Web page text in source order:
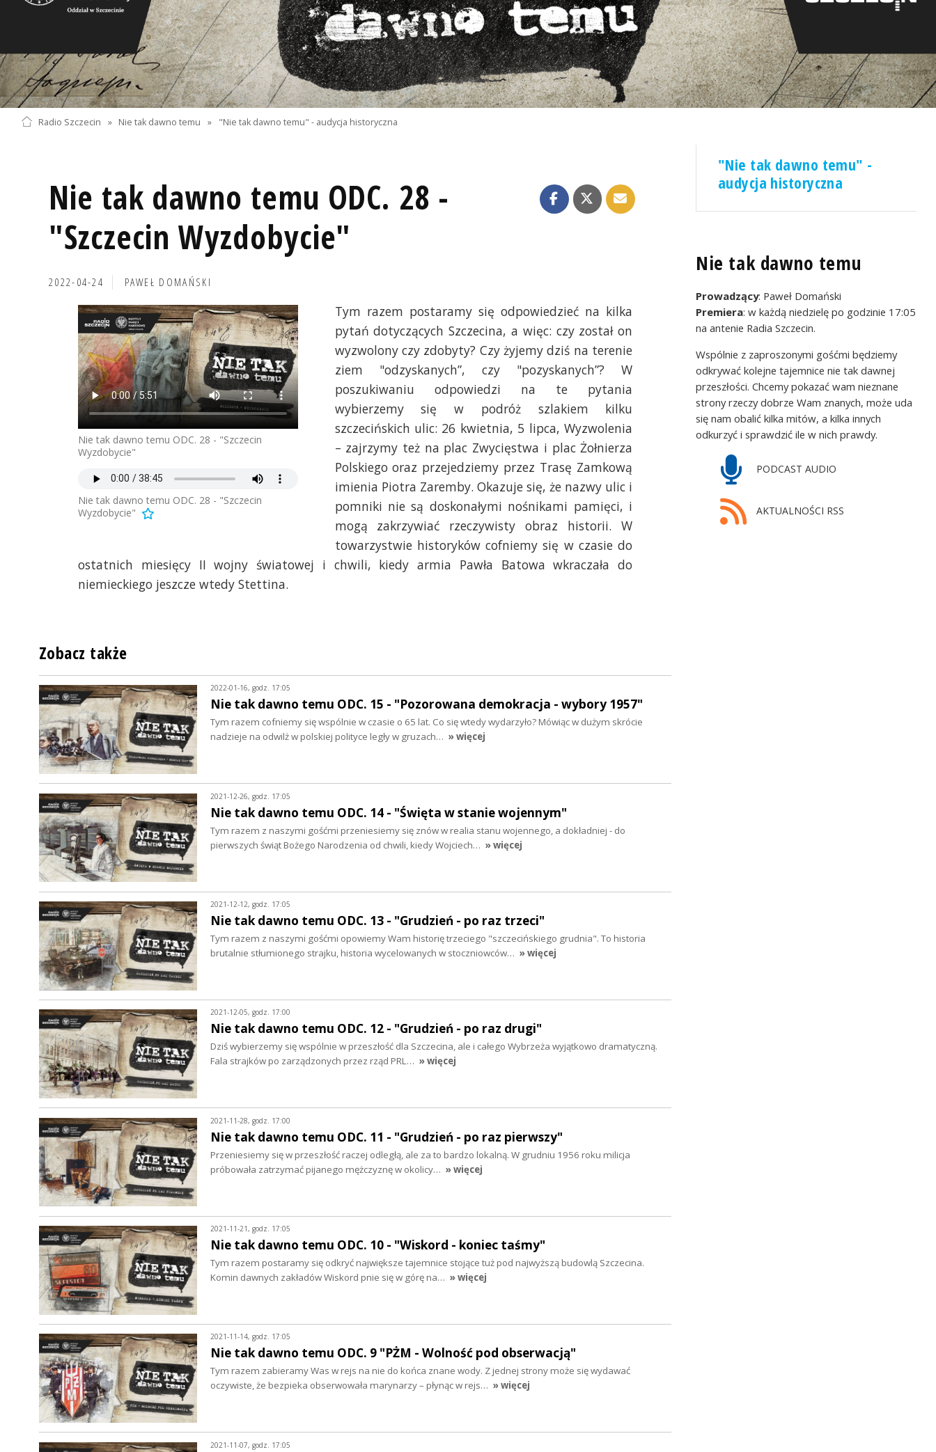
Radio Szczecin » Nie tak dawno temu » "Nie tak dawno temu" - audycja historyczna
Nie tak dawno temu ODC. 28 -
"Szczecin Wyzdobycie"
2022-04-24 PAWEŁ DOMAŃSKI
Nie tak dawno temu ODC. 28 - "Szczecin
Wyzdobycie"
Nie tak dawno temu ODC. 28 - "Szczecin
Wyzdobycie"
Tym razem postaramy się odpowiedzieć na kilka
pytań dotyczących Szczecina, a więc: czy został on
wyzwolony czy zdobyty? Czy żyjemy dziś na terenie
ziem "odzyskanych”, czy "pozyskanych”? W
poszukiwaniu odpowiedzi na te pytania
wybierzemy się w podróż szlakiem kilku
szczecińskich ulic: 26 kwietnia, 5 lipca, Wyzwolenia
– zajrzymy też na plac Zwycięstwa i plac Żołnierza
Polskiego oraz przejedziemy przez Trasę Zamkową
imienia Piotra Zaremby. Okazuje się, że nazwy ulic i
pomniki nie są doskonałymi nośnikami pamięci, i
mogą zakrzywiać rzeczywisty obraz historii. W
towarzystwie historyków cofniemy się w czasie do
ostatnich miesięcy II wojny światowej i chwili, kiedy armia Pawła Batowa wkraczała do
niemieckiego jeszcze wtedy Stettina.
"Nie tak dawno temu" -
audycja historyczna
Nie tak dawno temu
Prowadzący: Paweł Domański
Premiera: w każdą niedzielę po godzinie 17:05
na antenie Radia Szczecin.
Wspólnie z zaproszonymi gośćmi będziemy
odkrywać kolejne tajemnice nie tak dawnej
przeszłości. Chcemy pokazać wam nieznane
strony rzeczy dobrze Wam znanych, może uda
się nam obalić kilka mitów, a kilka innych
odkurzyć i sprawdzić ile w nich prawdy.
PODCAST AUDIO
AKTUALNOŚCI RSS
Zobacz także
2022-01-16, godz. 17:05
Nie tak dawno temu ODC. 15 - "Pozorowana demokracja - wybory 1957"
Tym razem cofniemy się wspólnie w czasie o 65 lat. Co się wtedy wydarzyło? Mówiąc w dużym skrócie
nadzieje na odwilż w polskiej polityce legły w gruzach… » więcej
2021-12-26, godz. 17:05
Nie tak dawno temu ODC. 14 - "Święta w stanie wojennym"
Tym razem z naszymi gośćmi przeniesiemy się znów w realia stanu wojennego, a dokładniej - do
pierwszych świąt Bożego Narodzenia od chwili, kiedy Wojciech… » więcej
2021-12-12, godz. 17:05
Nie tak dawno temu ODC. 13 - "Grudzień - po raz trzeci"
Tym razem z naszymi gośćmi opowiemy Wam historię trzeciego "szczecińskiego grudnia". To historia
brutalnie stłumionego strajku, historia wycelowanych w stoczniowców… » więcej
2021-12-05, godz. 17:00
Nie tak dawno temu ODC. 12 - "Grudzień - po raz drugi"
Dziś wybierzemy się wspólnie w przeszłość dla Szczecina, ale i całego Wybrzeża wyjątkowo dramatyczną.
Fala strajków po zarządzonych przez rząd PRL… » więcej
2021-11-28, godz. 17:00
Nie tak dawno temu ODC. 11 - "Grudzień - po raz pierwszy"
Przeniesiemy się w przeszłość raczej odległą, ale za to bardzo lokalną. W grudniu 1956 roku milicja
próbowała zatrzymać pijanego mężczyznę w okolicy… » więcej
2021-11-21, godz. 17:05
Nie tak dawno temu ODC. 10 - "Wiskord - koniec taśmy"
Tym razem postaramy się odkryć największe tajemnice stojące tuż pod najwyższą budowlą Szczecina.
Komin dawnych zakładów Wiskord pnie się w górę na… » więcej
2021-11-14, godz. 17:05
Nie tak dawno temu ODC. 9 "PŻM - Wolność pod obserwacją"
Tym razem zabieramy Was w rejs na nie do końca znane wody. Z jednej strony może się wydawać
oczywiste, że bezpieka obserwowała marynarzy – płynąc w rejs… » więcej
2021-11-07, godz. 17:05